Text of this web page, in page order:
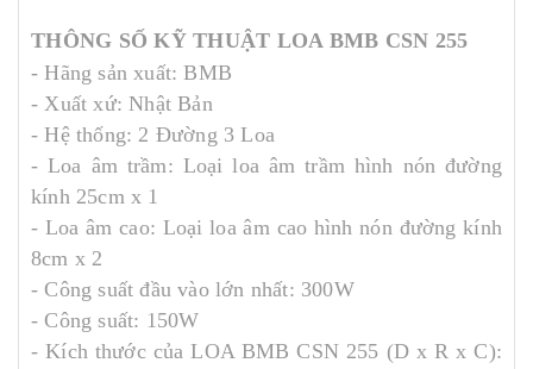
THÔNG SỐ KỸ THUẬT LOA BMB CSN 255
- Hãng sản xuất: BMB
- Xuất xứ: Nhật Bản
- Hệ thống: 2 Đường 3 Loa
- Loa âm trầm: Loại loa âm trầm hình nón đường
kính 25cm x 1
- Loa âm cao: Loại loa âm cao hình nón đường kính
8cm x 2
- Công suất đầu vào lớn nhất: 300W
- Công suất: 150W
- Kích thước của LOA BMB CSN 255 (D x R x C):